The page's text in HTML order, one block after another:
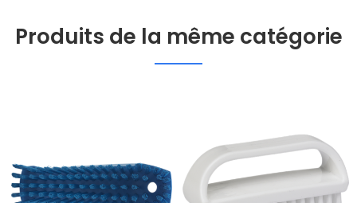
Produits de la même catégorie